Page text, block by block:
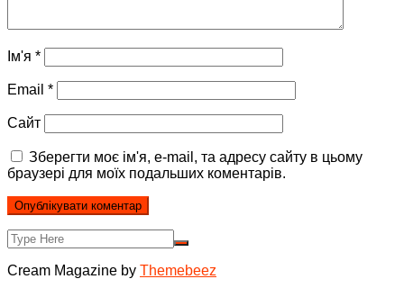
Ім'я *
Email *
Сайт
Зберегти моє ім'я, e-mail, та адресу сайту в цьому
браузері для моїх подальших коментарів.
Cream Magazine by Themebeez